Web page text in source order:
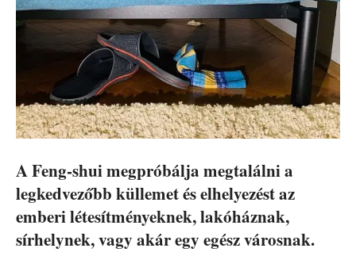
A Feng-shui megpróbálja megtalálni a
legkedvezőbb küllemet és elhelyezést az
emberi létesítményeknek, lakóháznak,
sírhelynek, vagy akár egy egész városnak.